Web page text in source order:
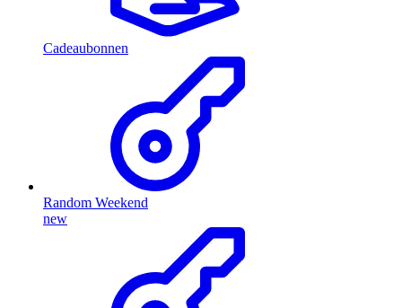
Cadeaubonnen
Random Weekend
new